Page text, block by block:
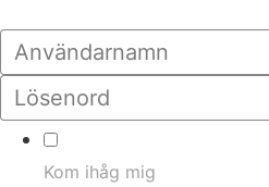
Kom ihåg mig